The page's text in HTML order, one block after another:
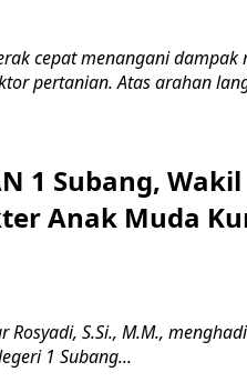
cepat menangani dampak
pertanian. Atas arahan
1 Subang, Wakil
Anak Muda
Rosyadi, S.Si., M.M.,
1 Subang...